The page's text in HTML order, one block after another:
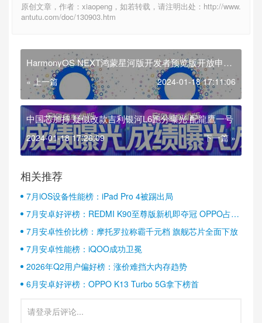
原创文章，作者：xiaopeng，如若转载，请注明出处：http://www.
antutu.com/doc/130903.htm
HarmonyOS NEXT鸿蒙星河版开发者预览版开放申请
将于第四季度商用
« 上一篇 2024-01-18 17:11:06
中国芯加持 疑似改款吉利银河L6跑分曝光 配龍鷹一号
2024-01-18 17:26:09 下一篇 »
相关推荐
7月iOS设备性能榜：iPad Pro 4被踢出局
7月安卓好评榜：REDMI K90至尊版新机即夺冠 OPPO占据
半壁江山
7月安卓性价比榜：摩托罗拉称霸千元档 旗舰芯片全面下放
7月安卓性能榜：iQOO成功卫冕
2026年Q2用户偏好榜：涨价难挡大内存趋势
6月安卓好评榜：OPPO K13 Turbo 5G拿下榜首